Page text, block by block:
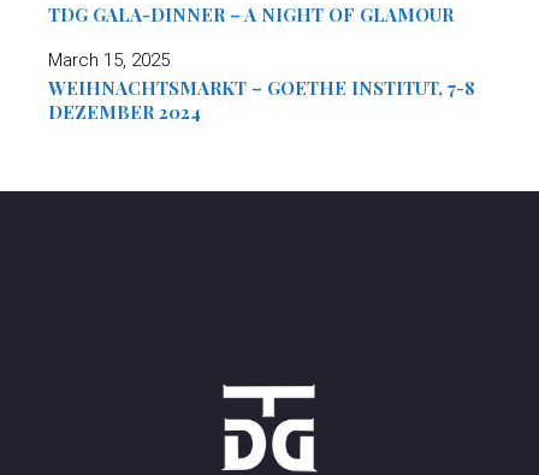
TDG GALA-DINNER – A NIGHT OF GLAMOUR
WEIHNACHTSMARKT – GOETHE INSTITUT, 7-8
DEZEMBER 2024
March 15, 2025